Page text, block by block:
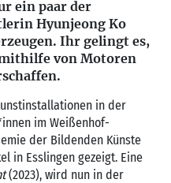
ein paar der
Hyunjeong Ko
Ihr gelingt es,
von Motoren
in der
im Weißenhof-
der Bildenden Künste
in Esslingen gezeigt. Eine
(2023), wird nun in der